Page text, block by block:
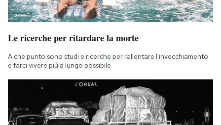
Le ricerche per ritardare la morte
A che punto sono studi e ricerche per rallentare l'invecchiamento
e farci vivere più a lungo possibile